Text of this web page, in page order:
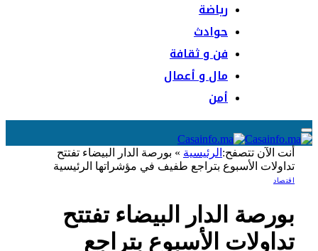
رياضة
حوادث
فن و ثقافة
مال و أعمال
أمن
أنت الآن تتصفح:الرئيسية»بورصة الدار البيضاء تفتتح
تداولات الأسبوع بتراجع طفيف في مؤشراتها الرئيسية
اقتصاد
بورصة الدار البيضاء تفتتح
تداولات الأسبوع بتراجع